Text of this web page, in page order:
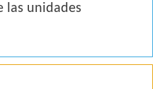
las unidades